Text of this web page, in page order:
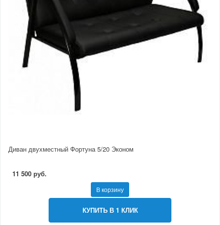
Диван двухместный Фортуна 5/20 Эконом
11 500 руб.
В корзину
КУПИТЬ В 1 КЛИК